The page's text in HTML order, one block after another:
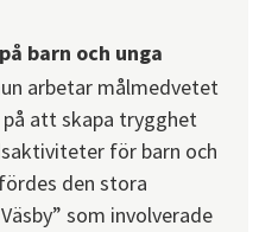
barn och unga
arbetar målmedvetet
att skapa trygghet
för barn och
den stora
som involverade